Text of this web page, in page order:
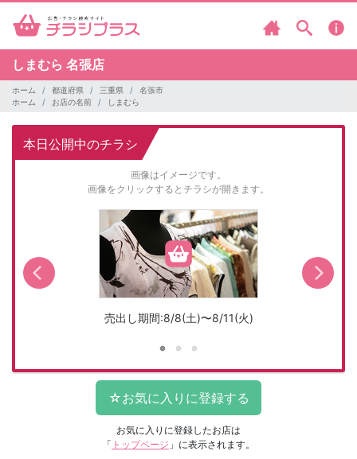
しまむら 名張店
ホーム 都道府県 三重県
名張市
ホーム
お店の名前 しまむら
本日公開中のチラシ
画像はイメージです。
画像をクリックするとチラシが開きます。
売出し期間:8/8(土)〜8/11(火)
お気に入りに登録したお店は
「 トップページ 」に表示されます。